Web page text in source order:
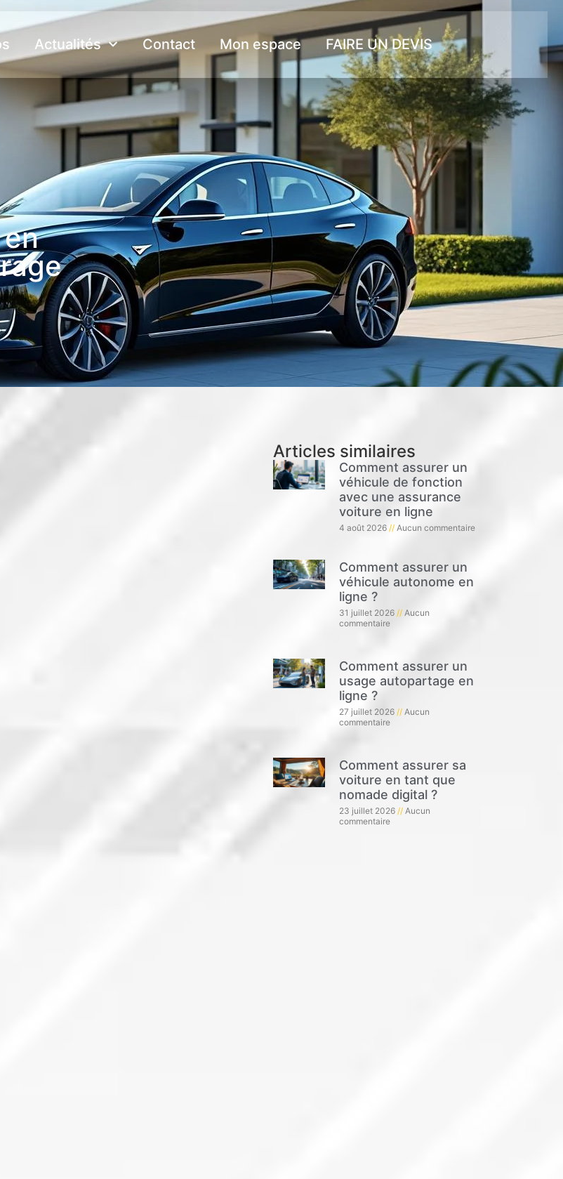
Actualités Contact Mon espace FAIRE UN DEVIS
Articles similaires
Comment assurer un
véhicule de fonction
avec une assurance
voiture en ligne
4 août 2026 Aucun commentaire
Comment assurer un
véhicule autonome en
ligne ?
31 juillet 2026
Aucun
commentaire
Comment assurer un
usage autopartage en
ligne ?
27 juillet 2026
Aucun
commentaire
Comment assurer sa
voiture en tant que
nomade digital ?
23 juillet 2026
Aucun
commentaire